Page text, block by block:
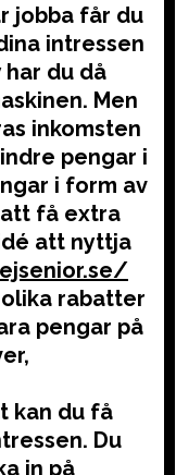
jobba får du
intressen
du då
Men
inkomsten
pengar i
i form av
få extra
att nyttja
rabatter
pengar på
kan du få
Du
in på